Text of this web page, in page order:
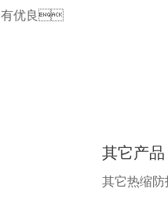
有优良
其它产品
其它热缩防